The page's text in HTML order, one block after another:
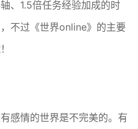
、1.5倍任务经验加成的时
不过《世界online》的主要
感情的世界是不完美的。有